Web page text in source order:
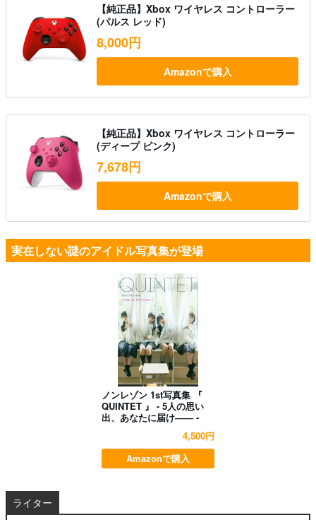
【純正品】Xbox ワイヤレス コントローラー
(パルス レッド)
8,000円
Amazonで購入
【純正品】Xbox ワイヤレス コントローラー
(ディープ ピンク)
7,678円
Amazonで購入
実在しない謎のアイドル写真集が登場
ノンレゾン 1st写真集 『
QUINTET 』 - 5人の思い
出、あなたに届け―― -
4,500円
Amazonで購入
ライター